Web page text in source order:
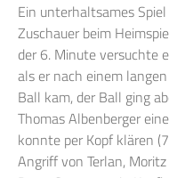
Ein unterhaltsames
Zuschauer beim
der 6. Minute versuchte
als er nach einem
Ball kam, der Ball ging
Thomas Albenberger
konnte per Kopf klären
Angriff von Terlan,